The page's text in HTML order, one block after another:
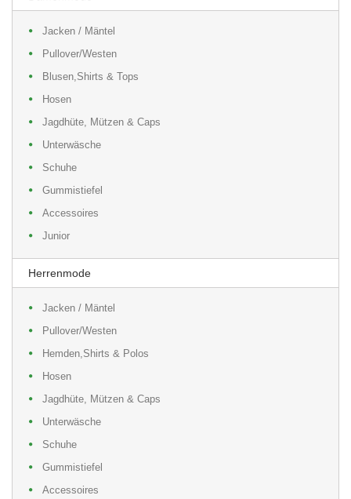
Jacken / Mäntel
Pullover/Westen
Blusen,Shirts & Tops
Hosen
Jagdhüte, Mützen & Caps
Unterwäsche
Schuhe
Gummistiefel
Accessoires
Junior
Herrenmode
Jacken / Mäntel
Pullover/Westen
Hemden,Shirts & Polos
Hosen
Jagdhüte, Mützen & Caps
Unterwäsche
Schuhe
Gummistiefel
Accessoires